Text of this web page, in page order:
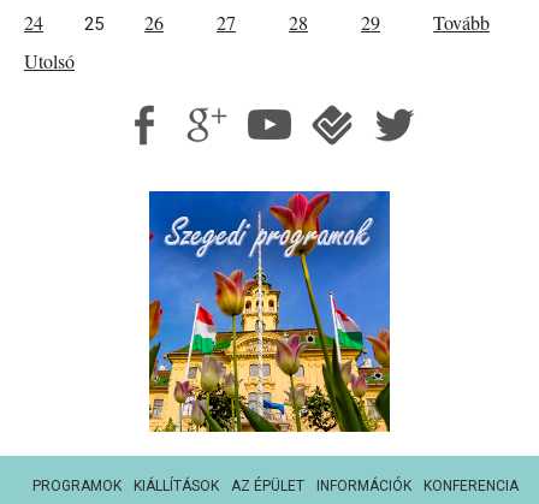
24
25 26 27 28 29
Tovább
Utolsó
PROGRAMOK KIÁLLÍTÁSOK AZ ÉPÜLET INFORMÁCIÓK KONFERENCIA